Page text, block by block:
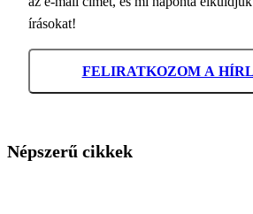
írásokat!
FELIRATKOZOM A
Népszerű cikkek